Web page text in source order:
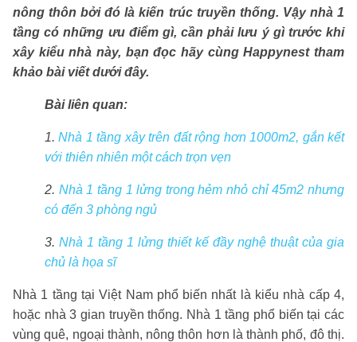
nông thôn bởi đó là kiến trúc truyền thống. Vậy nhà 1
tầng có những ưu điểm gì, cần phải lưu ý gì trước khi
xây kiểu nhà này, bạn đọc hãy cùng Happynest tham
khảo bài viết dưới đây.
Bài liên quan:
1.Nhà 1 tầng xây trên đất rộng hơn 1000m2, gắn kết
với thiên nhiên một cách trọn vẹn
2. Nhà 1 tầng 1 lửng trong hẻm nhỏ chỉ 45m2 nhưng
có đến 3 phòng ngủ
3. Nhà 1 tầng 1 lửng thiết kế đầy nghệ thuật của gia
chủ là họa sĩ
Nhà 1 tầng tại Việt Nam phổ biến nhất là kiểu nhà cấp 4,
hoặc nhà 3 gian truyền thống. Nhà 1 tầng phổ biến tại các
vùng quê, ngoại thành, nông thôn hơn là thành phố, đô thị.